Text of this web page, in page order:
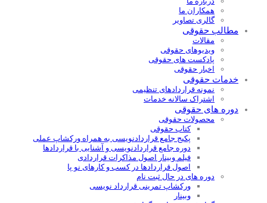
همکاران ما
گالری تصاویر
مطالب حقوقی
مقالات
ویدیوهای حقوقی
پادکست های حقوقی
اخبار حقوقی
خدمات حقوقی
نمونه قراردادهای تنظیمی
اشتراک سالانه خدمات
دوره های حقوقی
محصولات حقوقی
کتاب حقوقی
پکیج جامع قراردادنویسی به همراه ورکشاپ عملی
دوره جامع قراردادنويسی و آشنايی با قراردادها
فیلم وبینار اصول مذاکرات قراردادی
اصول قراردادها در کسب و کارهای نو پا
دوره های در حال ثبت نام
ورکشاپ تمرینی قرارداد نویسی
وبینار